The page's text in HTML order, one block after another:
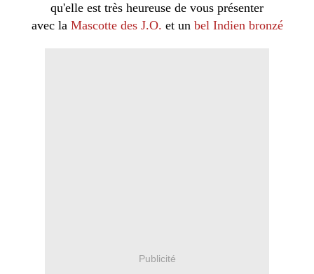
qu'elle est très heureuse de vous présenter
avec la Mascotte des J.O. et unbel Indien bronzé
Publicité